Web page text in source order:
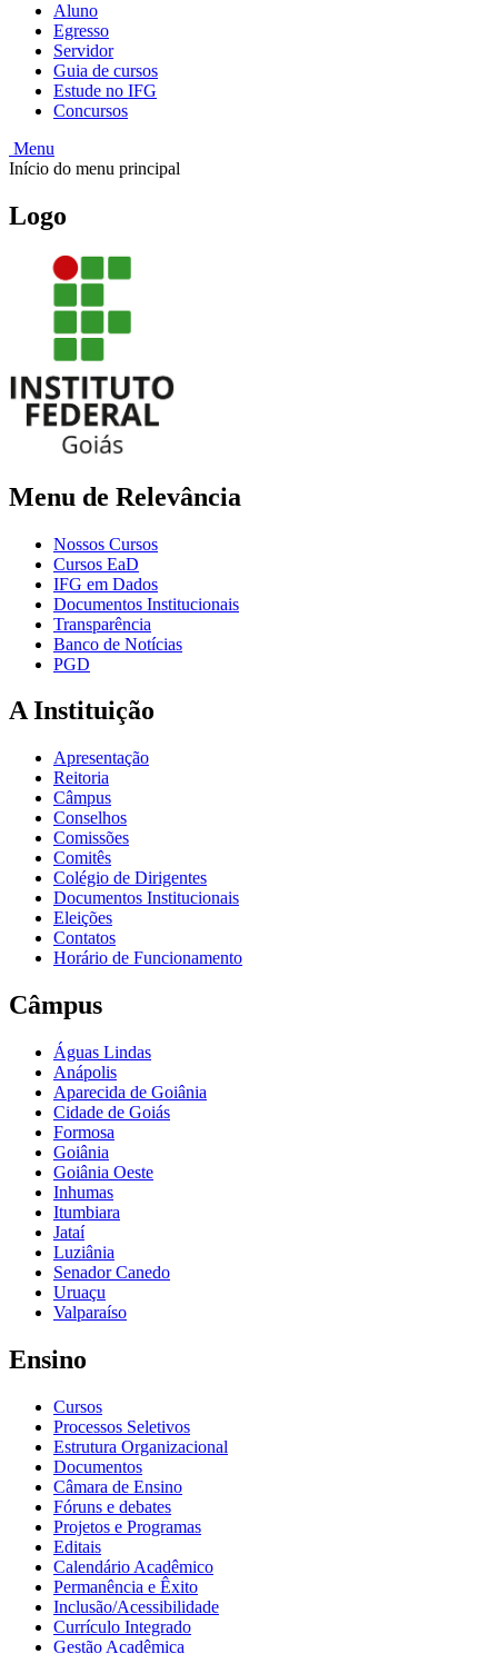
Aluno
Egresso
Servidor
Guia de cursos
Estude no IFG
Concursos
Menu
Início do menu principal
Logo
Menu de Relevância
Nossos Cursos
Cursos EaD
IFG em Dados
Documentos Institucionais
Transparência
Banco de Notícias
PGD
A Instituição
Apresentação
Reitoria
Câmpus
Conselhos
Comissões
Comitês
Colégio de Dirigentes
Documentos Institucionais
Eleições
Contatos
Horário de Funcionamento
Câmpus
Águas Lindas
Anápolis
Aparecida de Goiânia
Cidade de Goiás
Formosa
Goiânia
Goiânia Oeste
Inhumas
Itumbiara
Jataí
Luziânia
Senador Canedo
Uruaçu
Valparaíso
Ensino
Cursos
Processos Seletivos
Estrutura Organizacional
Documentos
Câmara de Ensino
Fóruns e debates
Projetos e Programas
Editais
Calendário Acadêmico
Permanência e Êxito
Inclusão/Acessibilidade
Currículo Integrado
Gestão Acadêmica